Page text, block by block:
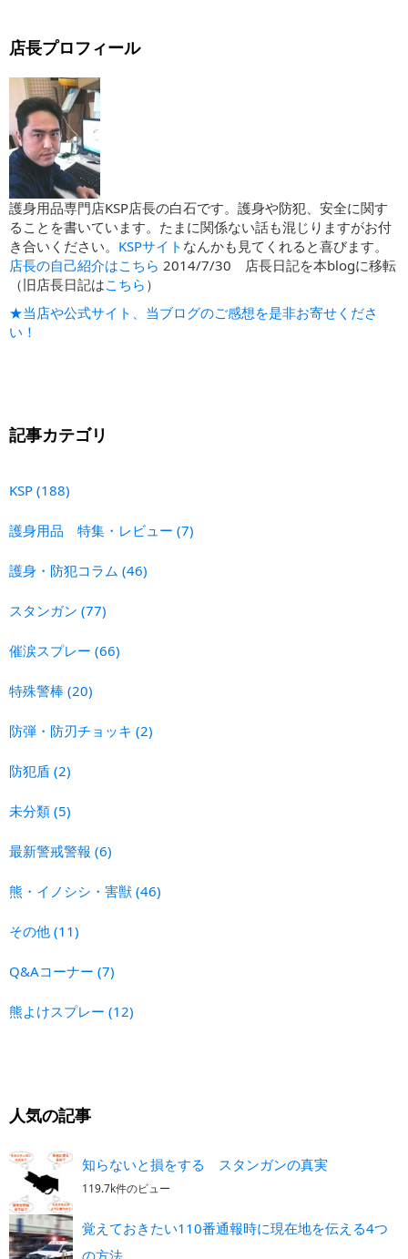
店長プロフィール
護身用品専門店KSP店長の白石です。護身や防犯、安全に関す
ることを書いています。たまに関係ない話も混じりますがお付
き合いください。 KSPサイト なんかも見てくれると喜びます。
店長の自己紹介はこちら 2014/7/30 店長日記を本blogに移転
（旧店長日記はこちら ）
★当店や公式サイト、当ブログのご感想を是非お寄せくださ
い！
記事カテゴリ
KSP (188)
護身用品 特集・レビュー (7)
護身・防犯コラム (46)
スタンガン (77)
催涙スプレー (66)
特殊警棒 (20)
防弾・防刃チョッキ (2)
防犯盾 (2)
未分類 (5)
最新警戒警報 (6)
熊・イノシシ・害獣 (46)
その他 (11)
Q&Aコーナー (7)
熊よけスプレー (12)
人気の記事
知らないと損をする スタンガンの真実
119.7k件のビュー
覚えておきたい110番通報時に現在地を伝える4つ
の方法